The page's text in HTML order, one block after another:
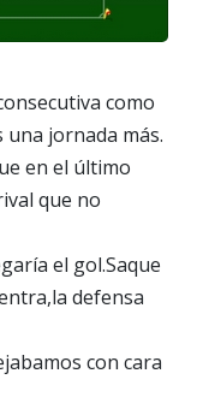
como
una jornada más.
en el último
que no
el gol.Saque
defensa
con cara